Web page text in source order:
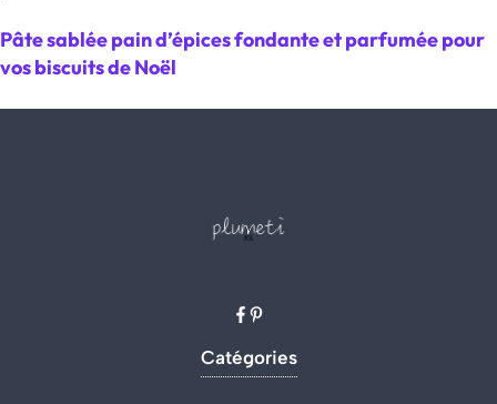
Pâte sablée pain d’épices fondante et parfumée pour
vos biscuits de Noël
Catégories